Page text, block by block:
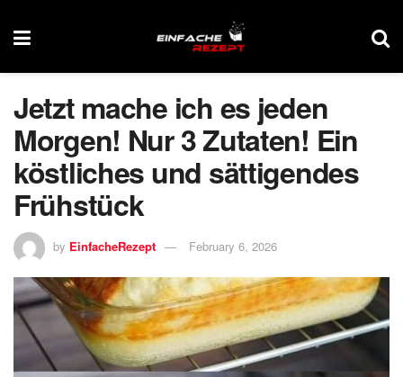
Jetzt mache ich es jeden
Morgen! Nur 3 Zutaten! Ein
köstliches und sättigendes
Frühstück
by EinfacheRezept February 6, 2026